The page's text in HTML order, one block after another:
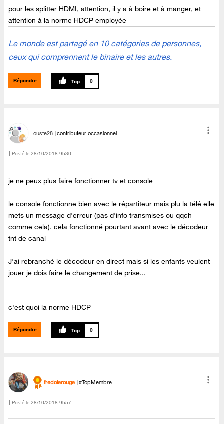
pour les splitter HDMI, attention, il y a à boire et à manger, et
attention à la norme HDCP employée
Le monde est partagé en 10 catégories de personnes,
ceux qui comprennent le binaire et les autres.
Répondre 0
ouste28 contributeur occasionnel
Posté le ‎28/10/2018 9h30
je ne peux plus faire fonctionner tv et console
le console fonctionne bien avec le répartiteur mais plu la télé elle
mets un message d'erreur (pas d'info transmises ou qqch
comme cela). cela fonctionné pourtant avant avec le décodeur
tnt de canal
J'ai rebranché le décodeur en direct mais si les enfants veulent
jouer je dois faire le changement de prise...
c'est quoi la norme HDCP
Répondre 0
fredolerouge #TopMembre
Posté le ‎28/10/2018 9h57